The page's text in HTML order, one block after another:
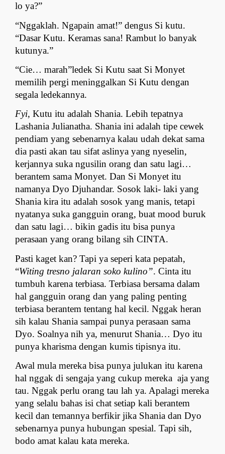
lo ya?”
“Nggaklah. Ngapain amat!” dengus Si kutu.
“Dasar Kutu. Keramas sana! Rambut lo banyak
kutunya.”
“Cie… marah”ledek Si Kutu saat Si Monyet
memilih pergi meninggalkan Si Kutu dengan
segala ledekannya.
Fyi, Kutu itu adalah Shania. Lebih tepatnya
Lashania Julianatha. Shania ini adalah tipe cewek
pendiam yang sebenarnya kalau udah dekat sama
dia pasti akan tau sifat aslinya yang nyeselin,
kerjannya suka ngusilin orang dan satu lagi…
berantem sama Monyet. Dan Si Monyet itu
namanya Dyo Djuhandar. Sosok laki- laki yang
Shania kira itu adalah sosok yang manis, tetapi
nyatanya suka gangguin orang, buat mood buruk
dan satu lagi… bikin gadis itu bisa punya
perasaan yang orang bilang sih CINTA.
Pasti kaget kan? Tapi ya seperi kata pepatah,
“Witing tresno jalaran soko kulino”. Cinta itu
tumbuh karena terbiasa. Terbiasa bersama dalam
hal gangguin orang dan yang paling penting
terbiasa berantem tentang hal kecil. Nggak heran
sih kalau Shania sampai punya perasaan sama
Dyo. Soalnya nih ya, menurut Shania… Dyo itu
punya kharisma dengan kumis tipisnya itu.
Awal mula mereka bisa punya julukan itu karena
hal nggak di sengaja yang cukup mereka  aja yang
tau. Nggak perlu orang tau lah ya. Apalagi mereka
yang selalu bahas isi chat setiap kali berantem
kecil dan temannya berfikir jika Shania dan Dyo
sebenarnya punya hubungan spesial. Tapi sih,
bodo amat kalau kata mereka.